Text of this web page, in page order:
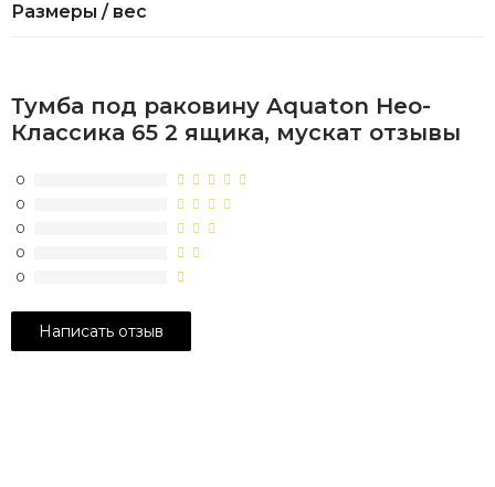
Размеры / вес
Тумба под раковину Aquaton Нео-
Классика 65 2 ящика, мускат отзывы
0
0
0
0
0